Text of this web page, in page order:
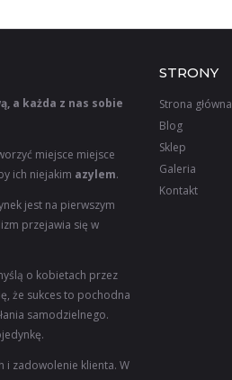
a każda z nas sobie
miejsce miejsce
ich niejakim azylem.
jest na pierwszym
przejawia się w
o kobietach przez
że sukces to pochodna
samodzielnego.
i zadowolenie klienta. W
STRONY
Strona główna
Blog
Sklep
Galeria
Kontakt